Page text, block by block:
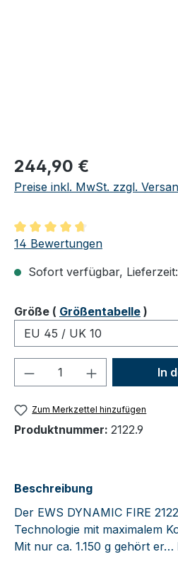
Regulärer Preis:
244,90 €
Preise inkl. MwSt. zzgl.
Durchschnittliche Bewertung
14 Bewertungen
Sofort verfügbar,
Größeauswählen
( Größentabelle )
Produkt Anzahl: In
Zum Merkzettel hinzufügen
Produktnummer: 2122.9
Beschreibung
Der EWS DYNAMIC FIRE
Technologie mit maximalem
Mit nur ca. 1.150 g gehört er…